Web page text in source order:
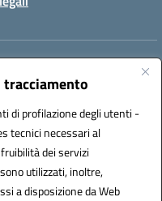
di profilazione degli utenti -
tecnici necessari al
dei servizi
utilizzati, inoltre,
a disposizione da Web
(IPA): istsc_CEIC85400B